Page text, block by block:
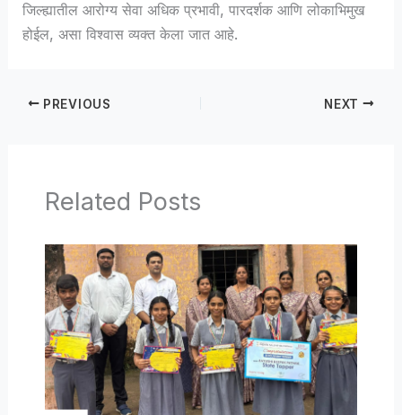
जिल्ह्यातील आरोग्य सेवा अधिक प्रभावी, पारदर्शक आणि लोकाभिमुख
होईल, असा विश्वास व्यक्त केला जात आहे.
PREVIOUS NEXT
Related Posts